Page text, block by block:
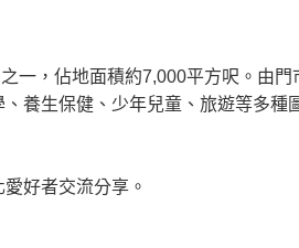
一，佔地面積約7,000平方呎。由門
養生保健、少年兒童、旅遊等多種
好者交流分享。